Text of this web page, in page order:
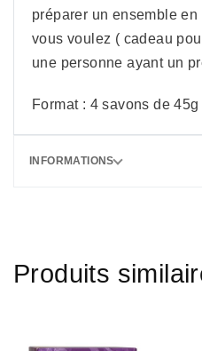
préparer un ensemble
vous voulez ( cadeau
une personne ayant un
Format : 4 savons de 45g
INFORMATIONS
Produits